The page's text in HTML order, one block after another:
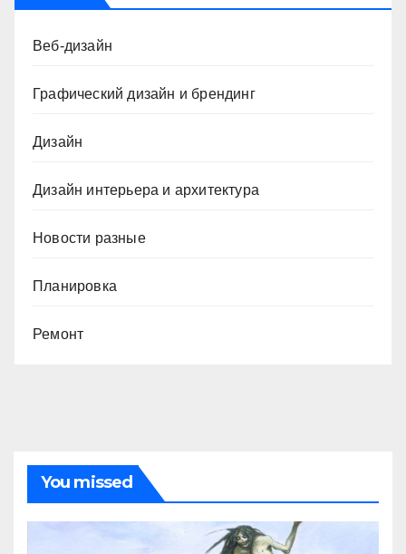
Веб-дизайн
Графический дизайн и брендинг
Дизайн
Дизайн интерьера и архитектура
Новости разные
Планировка
Ремонт
You missed